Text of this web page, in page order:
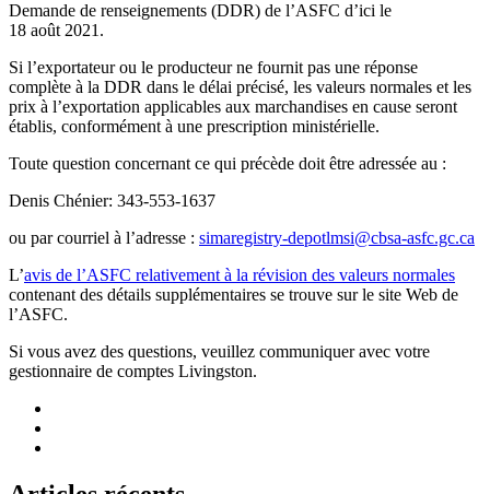
Demande de renseignements (DDR) de l’ASFC d’ici le
18 août 2021.
Si l’exportateur ou le producteur ne fournit pas une réponse
complète à la DDR dans le délai précisé, les valeurs normales et les
prix à l’exportation applicables aux marchandises en cause seront
établis, conformément à une prescription ministérielle.
Toute question concernant ce qui précède doit être adressée au :
Denis Chénier: 343‑553‑1637
ou par courriel à l’adresse : simaregistry-depotlmsi@cbsa-asfc.gc.ca
L’avis de l’ASFC relativement à la révision des valeurs normales
contenant des détails supplémentaires se trouve sur le site Web de
l’ASFC.
Si vous avez des questions, veuillez communiquer avec votre
gestionnaire de comptes Livingston.